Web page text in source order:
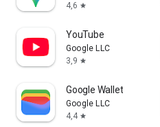
4,6 star
YouTube
Google LLC
3,9 star
Google Wallet
Google LLC
4,4 star